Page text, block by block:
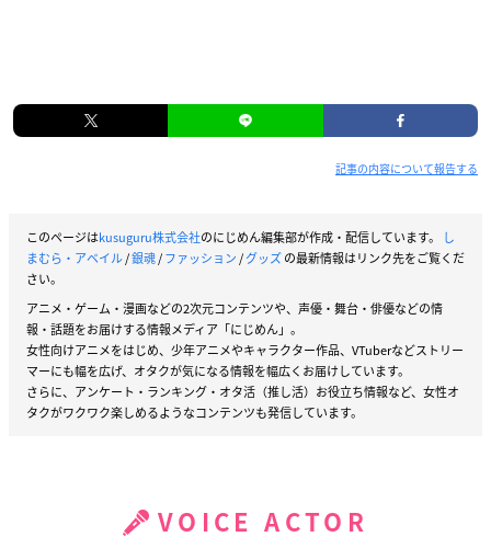
記事の内容について報告する
このページはkusuguru株式会社のにじめん編集部が作成・配信しています。
し
まむら・アベイル/銀魂/ファッション/グッズの最新情報はリンク先をご覧くだ
さい。
アニメ・ゲーム・漫画などの2次元コンテンツや、声優・舞台・俳優などの情
報・話題をお届けする情報メディア「にじめん」。
女性向けアニメをはじめ、少年アニメやキャラクター作品、VTuberなどストリー
マーにも幅を広げ、オタクが気になる情報を幅広くお届けしています。
さらに、アンケート・ランキング・オタ活（推し活）お役立ち情報など、女性オ
タクがワクワク楽しめるようなコンテンツも発信しています。
VOICE ACTOR